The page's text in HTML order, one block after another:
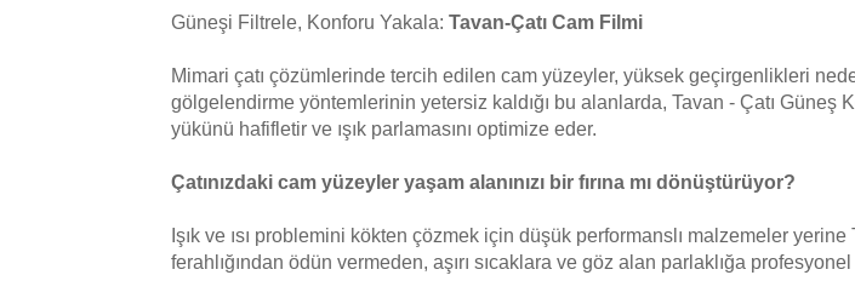
Güneşi Filtrele, Konforu Yakala: Tavan-Çatı Cam Filmi
Mimari çatı çözümlerinde tercih edilen cam yüzeyler, yüksek geçirgenlikleri
gölgelendirme yöntemlerinin yetersiz kaldığı bu alanlarda, Tavan - Çatı Güneş
yükünü hafifletir ve ışık parlamasını optimize eder.
Çatınızdaki cam yüzeyler yaşam alanınızı bir fırına mı dönüştürüyor?
Işık ve ısı problemini kökten çözmek için düşük performanslı malzemeler
ferahlığından ödün vermeden, aşırı sıcaklara ve göz alan parlaklığa